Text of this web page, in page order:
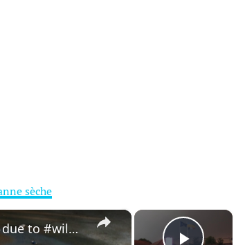
sèche
×
×
#France: Over 40,000 people evacuated due to #wildfires in the #southwest